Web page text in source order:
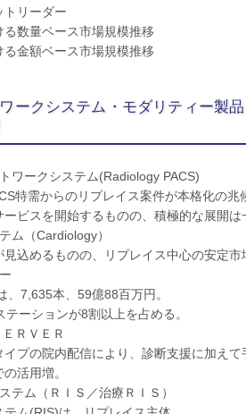
リーダー
数量ベース市場規模推移
金額ベース市場規模推移
クシステム・モダリティー製品
ワークシステム(Radiology PACS)
需からのリプレイス案件が本格化の兆
スを開始するものの、積極的な展開は
ム（Cardiology）
めるものの、リプレイス中心の安定市
7,635本、59億88百万円。
ーションが8割以上を占める。
ＲＶＥＲ
の院内配信により、診断支援に加えて
活用増。
テム（ＲＩＳ／治療ＲＩＳ）